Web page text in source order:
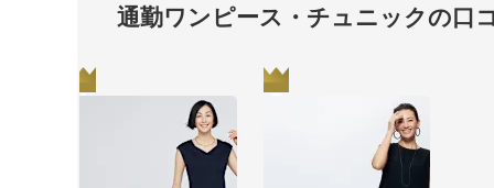
通勤ワンピース・チュニックの口
1 2